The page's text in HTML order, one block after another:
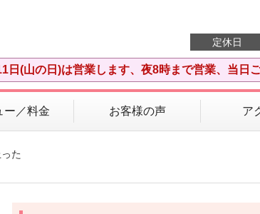
定休日
日(山の日)は営業します、夜8時まで営業、当日
ー／料金 お客様の声 ア
た